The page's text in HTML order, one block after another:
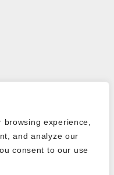
experience,
and analyze our
consent to our use